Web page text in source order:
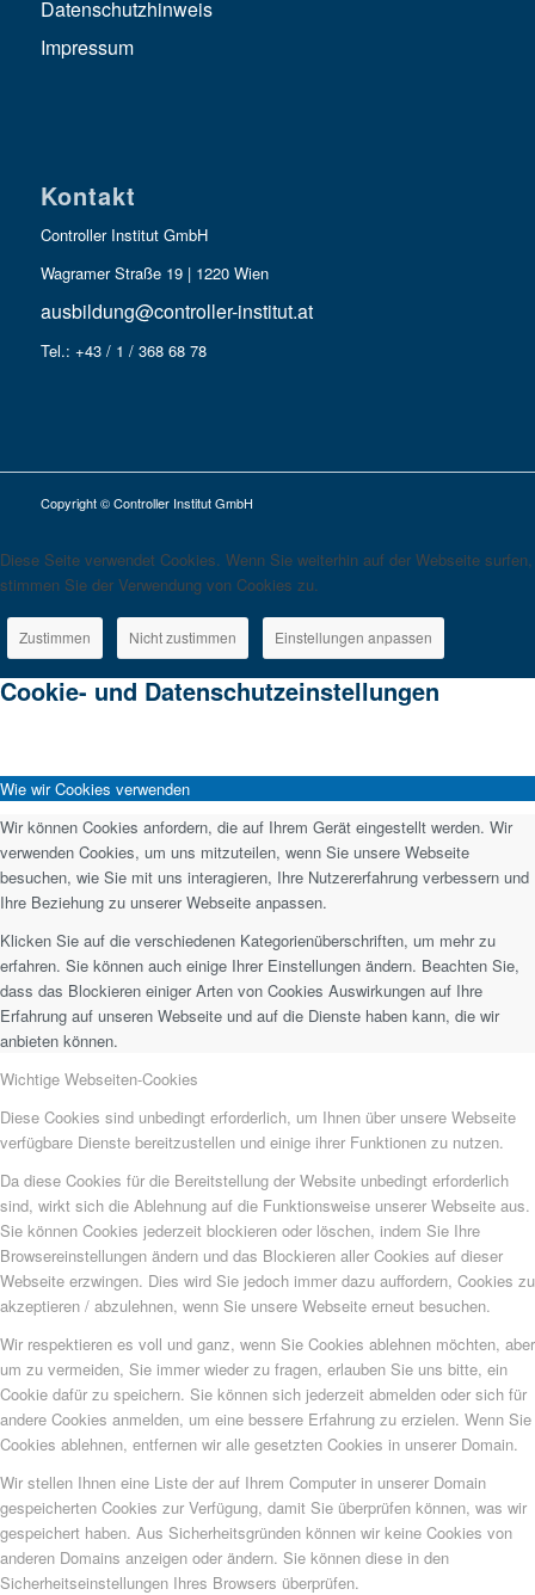
Datenschutzhinweis
Impressum
Kontakt
Controller Institut GmbH
Wagramer Straße 19 | 1220 Wien
ausbildung@controller-institut.at
Tel.: +43 / 1 / 368 68 78
Copyright © Controller Institut GmbH
Diese Seite verwendet Cookies. Wenn Sie weiterhin auf der Webseite surfen,
stimmen Sie der Verwendung von Cookies zu.
Zustimmen Nicht zustimmen Einstellungen anpassen
Cookie- und Datenschutzeinstellungen
Wie wir Cookies verwenden
Wir können Cookies anfordern, die auf Ihrem Gerät eingestellt werden. Wir
verwenden Cookies, um uns mitzuteilen, wenn Sie unsere Webseite
besuchen, wie Sie mit uns interagieren, Ihre Nutzererfahrung verbessern und
Ihre Beziehung zu unserer Webseite anpassen.
Klicken Sie auf die verschiedenen Kategorienüberschriften, um mehr zu
erfahren. Sie können auch einige Ihrer Einstellungen ändern. Beachten Sie,
dass das Blockieren einiger Arten von Cookies Auswirkungen auf Ihre
Erfahrung auf unseren Webseite und auf die Dienste haben kann, die wir
anbieten können.
Wichtige Webseiten-Cookies
Diese Cookies sind unbedingt erforderlich, um Ihnen über unsere Webseite
verfügbare Dienste bereitzustellen und einige ihrer Funktionen zu nutzen.
Da diese Cookies für die Bereitstellung der Website unbedingt erforderlich
sind, wirkt sich die Ablehnung auf die Funktionsweise unserer Webseite aus.
Sie können Cookies jederzeit blockieren oder löschen, indem Sie Ihre
Browsereinstellungen ändern und das Blockieren aller Cookies auf dieser
Webseite erzwingen. Dies wird Sie jedoch immer dazu auffordern, Cookies zu
akzeptieren / abzulehnen, wenn Sie unsere Webseite erneut besuchen.
Wir respektieren es voll und ganz, wenn Sie Cookies ablehnen möchten, aber
um zu vermeiden, Sie immer wieder zu fragen, erlauben Sie uns bitte, ein
Cookie dafür zu speichern. Sie können sich jederzeit abmelden oder sich für
andere Cookies anmelden, um eine bessere Erfahrung zu erzielen. Wenn Sie
Cookies ablehnen, entfernen wir alle gesetzten Cookies in unserer Domain.
Wir stellen Ihnen eine Liste der auf Ihrem Computer in unserer Domain
gespeicherten Cookies zur Verfügung, damit Sie überprüfen können, was wir
gespeichert haben. Aus Sicherheitsgründen können wir keine Cookies von
anderen Domains anzeigen oder ändern. Sie können diese in den
Sicherheitseinstellungen Ihres Browsers überprüfen.